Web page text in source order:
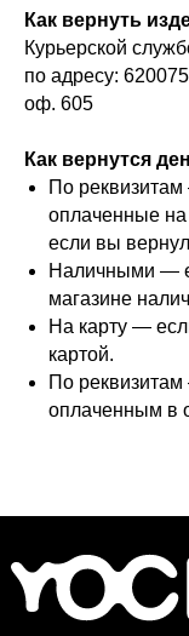
Как вернуть
Курьерской
по адресу:
оф. 605
Как вернутся
По реквизитам
оплаченные
если вы
Наличными —
магазине
На карту —
картой.
По реквизитам
оплаченным в